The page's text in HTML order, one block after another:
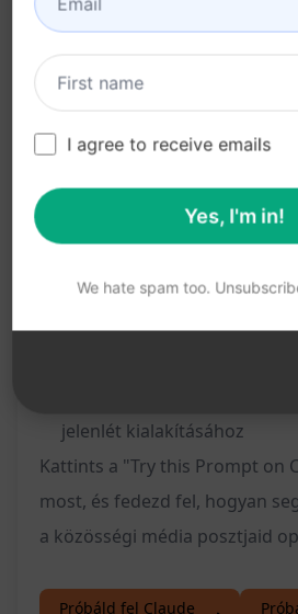
Széles körű témákhoz
Segít kiemelkedni a
Előnyök:
Növeli a közösségi média
számára
Optimalizált alcímekkel
jelenlét kialakításához
Kattints a "Try this Prompt on
most, és fedezd fel, hogyan
a közösségi média posztjaid
Próbáld fel Claude
I agree to receive emails
Yes, I'm in!
We hate spam too.